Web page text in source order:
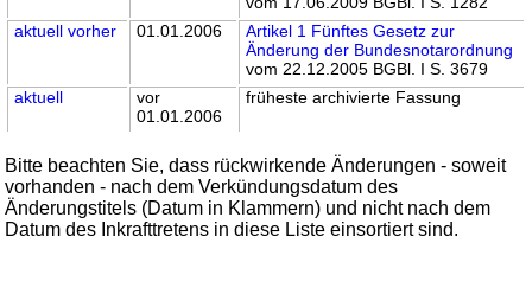
aktuell vorher 01.01.2006
Artikel 1 Fünftes Gesetz zur
Änderung der Bundesnotarordnung
vom 22.12.2005 BGBl. I S. 3679
aktuell
vor
01.01.2006
früheste archivierte Fassung
Bitte beachten Sie, dass rückwirkende Änderungen - soweit
vorhanden - nach dem Verkündungsdatum des
Änderungstitels (Datum in Klammern) und nicht nach dem
Datum des Inkrafttretens in diese Liste einsortiert sind.